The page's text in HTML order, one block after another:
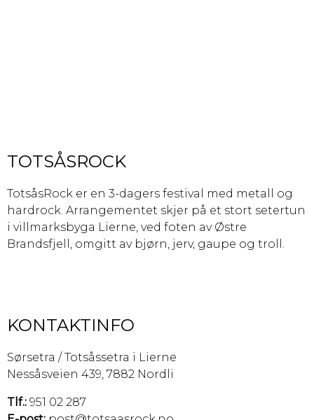
TOTSÅSROCK
TotsåsRock er en 3-dagers festival med metall og
hardrock. Arrangementet skjer på et stort setertun
i villmarksbyga Lierne, ved foten av Østre
Brandsfjell, omgitt av bjørn, jerv, gaupe og troll.
KONTAKTINFO
Sørsetra / Totsåssetra i Lierne
Nessåsveien 439, 7882 Nordli
Tlf.: 951 02 287